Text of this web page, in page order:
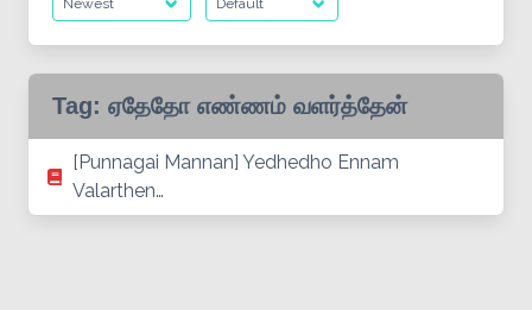
Tag: ஏதேதோ எண்ணம் வளர்த்தேன்
[Punnagai Mannan] Yedhedho Ennam
Valarthen…